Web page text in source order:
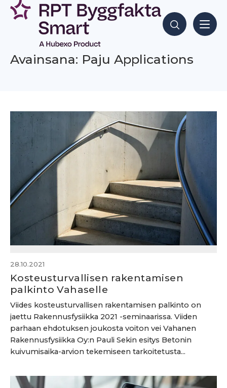
Siirry
sisältöön
Hae sisältöjä
Avainsana: Paju Applications
28.10.2021
Kosteusturvallisen rakentamisen
palkinto Vahaselle
Viides kosteusturvallisen rakentamisen palkinto on
jaettu Rakennusfysiikka 2021 -seminaarissa. Viiden
parhaan ehdotuksen joukosta voiton vei Vahanen
Rakennusfysiikka Oy:n Pauli Sekin esitys Betonin
kuivumisaika-arvion tekemiseen tarkoitetusta...